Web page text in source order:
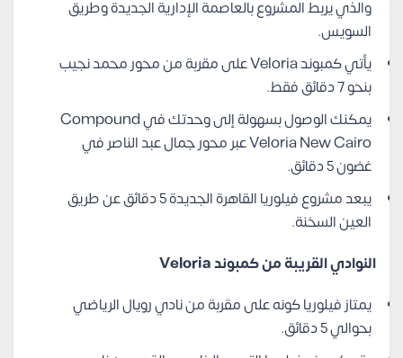
والذي يربط المشروع بالعاصمة الإدارية الجديدة وطريق
السويس.
يأتي كمبوند Veloria على مقربة من محور محمد نجيب
بنحو 7 دقائق فقط.
يمكنك الوصول بسهولة إلى وحدتك في Compound
Veloria New Cairo عبر محور جمال عبد الناصر في
غضون 5 دقائق.
يبعد مشروع فيلوريا القاهرة الجديدة 5 دقائق عن طريق
العين السخنة.
النوادي القريبة من كمبوند Veloria
يمتاز فيلوريا كونه على مقربة من نادي رويال الرياضي
بحوالي 5 دقائق.